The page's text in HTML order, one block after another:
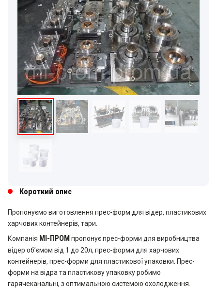
Короткий опис
Пропонуємо виготовлення прес-форм для відер, пластикових
харчових контейнерів, тари.
Компанія МІ-ПРОМпропонує прес-форми для виробництва
відер об’ємом від 1 до 20л, прес-форми для харчових
контейнерів, прес-форми для пластикової упаковки. Прес-
форми на відра та пластикову упаковку робимо
гарячеканальні, з оптимальною системою охолодження.